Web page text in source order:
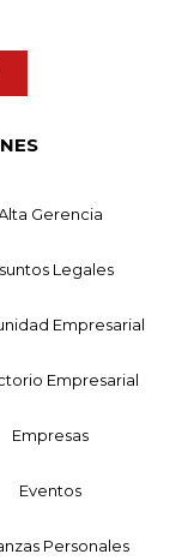
Gerencia
Legales
Empresarial
Empresarial
Empresas
Eventos
Personales